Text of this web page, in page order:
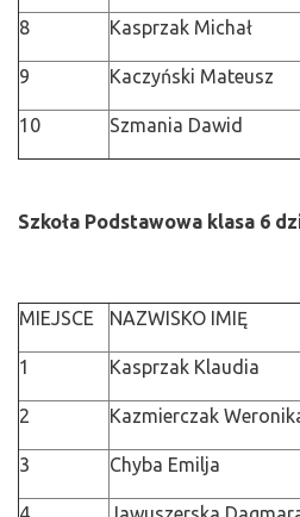
8 Kasprzak Michał
9 Kaczyński Mateusz
10 Szmania Dawid
Szkoła Podstawowa klasa 6
MIEJSCE NAZWISKO IMIĘ
1 Kasprzak Klaudia
2 Kazmierczak
3 Chyba Emilja